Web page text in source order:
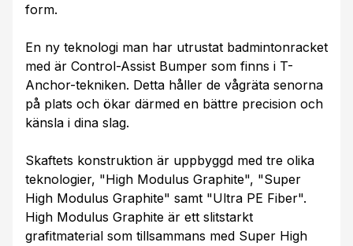
form.
En ny teknologi man har utrustat badmintonracket
med är Control-Assist Bumper som finns i T-
Anchor-tekniken. Detta håller de vågräta senorna
på plats och ökar därmed en bättre precision och
känsla i dina slag.
Skaftets konstruktion är uppbyggd med tre olika
teknologier, "High Modulus Graphite", "Super
High Modulus Graphite" samt "Ultra PE Fiber".
High Modulus Graphite är ett slitstarkt
grafitmaterial som tillsammans med Super High